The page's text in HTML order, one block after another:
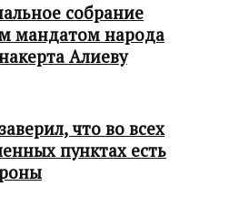
собрание
мандатом народа
Алиеву
что во всех
пунктах есть